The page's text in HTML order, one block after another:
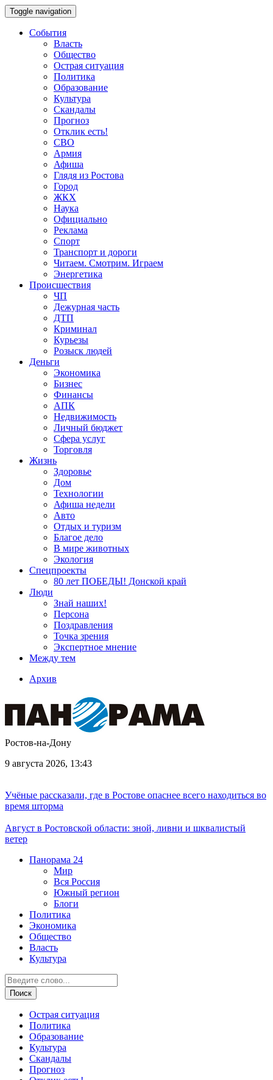
Toggle navigation
События
Власть
Общество
Острая ситуация
Политика
Образование
Культура
Скандалы
Прогноз
Отклик есть!
СВО
Армия
Афиша
Глядя из Ростова
Город
ЖКХ
Наука
Официально
Реклама
Спорт
Транспорт и дороги
Читаем. Смотрим. Играем
Энергетика
Происшествия
ЧП
Дежурная часть
ДТП
Криминал
Курьезы
Розыск людей
Деньги
Экономика
Бизнес
Финансы
АПК
Недвижимость
Личный бюджет
Сфера услуг
Торговля
Жизнь
Здоровье
Дом
Технологии
Афиша недели
Авто
Отдых и туризм
Благое дело
В мире животных
Экология
Спецпроекты
80 лет ПОБЕДЫ! Донской край
Люди
Знай наших!
Персона
Поздравления
Точка зрения
Экспертное мнение
Между тем
Архив
Ростов-на-Дону
9 августа 2026, 13:43
Учёные рассказали, где в Ростове опаснее всего находиться во
время шторма
Август в Ростовской области: зной, ливни и шквалистый
ветер
Панорама 24
Мир
Вся Россия
Южный регион
Блоги
Политика
Экономика
Общество
Власть
Культура
Острая ситуация
Политика
Образование
Культура
Скандалы
Прогноз